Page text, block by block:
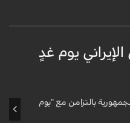
يوم غدٍ
بالتزامن مع "يوم